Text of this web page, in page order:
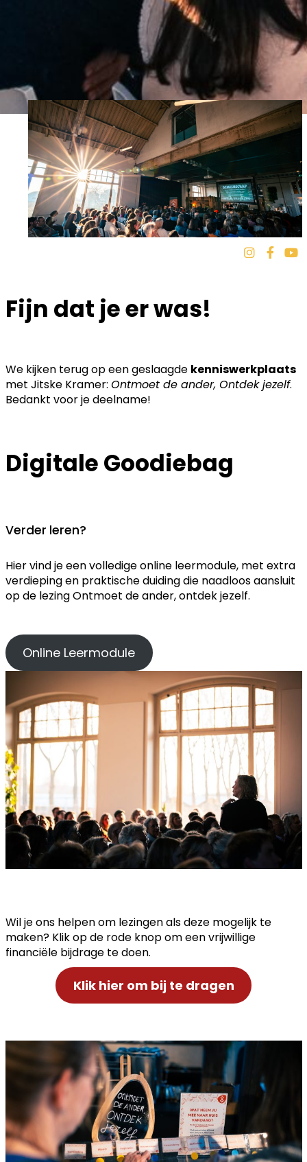
Fijn dat je er was!
We kijken terug op een geslaagde kenniswerkplaats
met Jitske Kramer: Ontmoet de ander, Ontdek jezelf.
Bedankt voor je deelname!
Digitale Goodiebag
Verder leren?
Hier vind je een volledige online leermodule, met extra
verdieping en praktische duiding die naadloos aansluit
op de lezing Ontmoet de ander, ontdek jezelf.
Online Leermodule
Wil je ons helpen om lezingen als deze mogelijk te
maken? Klik op de rode knop om een vrijwillige
financiële bijdrage te doen.
Klik hier om bij te dragen